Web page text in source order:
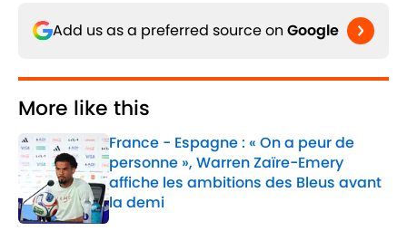
Add us as a preferred source on Google
More like this
France - Espagne : « On a peur de
personne », Warren Zaïre-Emery
affiche les ambitions des Bleus avant
la demi
Published by on Invalid Date